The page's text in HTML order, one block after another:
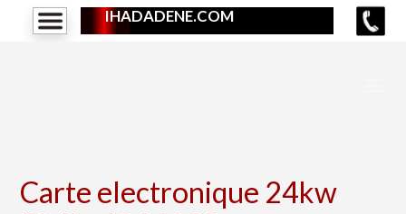
IHADADENE.COM
Carte electronique 24kw